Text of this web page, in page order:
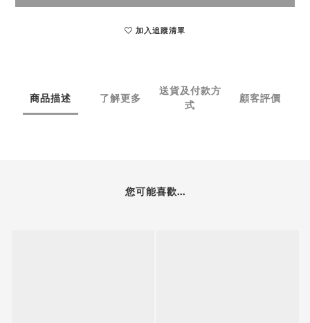
加入追蹤清單
商品描述 了解更多
送貨及付款方
式
顧客評價
您可能喜歡...